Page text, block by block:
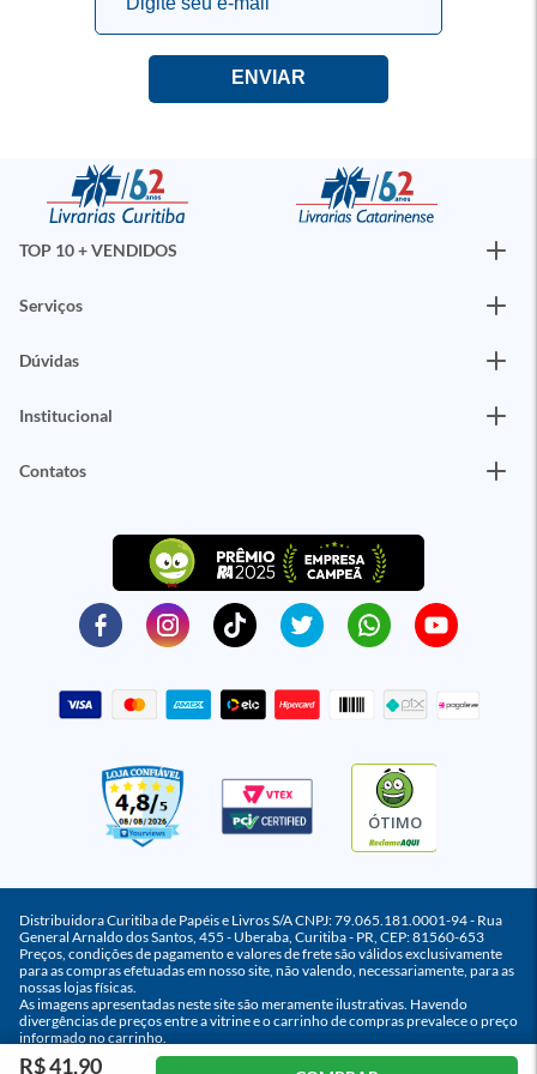
TOP 10 + VENDIDOS
Serviços
Dúvidas
Institucional
Contatos
ÓTIMO
Distribuidora Curitiba de Papéis e Livros S/A CNPJ: 79.065.181.0001-94 - Rua
General Arnaldo dos Santos, 455 - Uberaba, Curitiba - PR, CEP: 81560-653
Preços, condições de pagamento e valores de frete são válidos exclusivamente
para as compras efetuadas em nosso site, não valendo, necessariamente, para as
nossas lojas físicas.
As imagens apresentadas neste site são meramente ilustrativas. Havendo
divergências de preços entre a vitrine e o carrinho de compras prevalece o preço
informado no carrinho.
R$ 41,90